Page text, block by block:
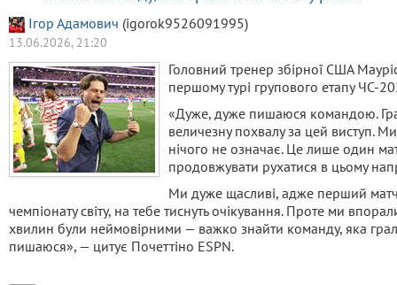
Ігор Адамович (igorok9526091995)
13.06.2026, 21:20
Головний тренер збірної США
першому турі групового етапу ЧС-
«Дуже, дуже пишаюся командою.
величезну похвалу за цей виступ.
нічого не означає. Це лише один
продовжувати рухатися в цьому
Ми дуже щасливі, адже перший
чемпіонату світу, на тебе тиснуть очікування. Проте ми
хвилин були неймовірними — важко знайти команду, яка
пишаюся», — цитує Почеттіно ESPN.